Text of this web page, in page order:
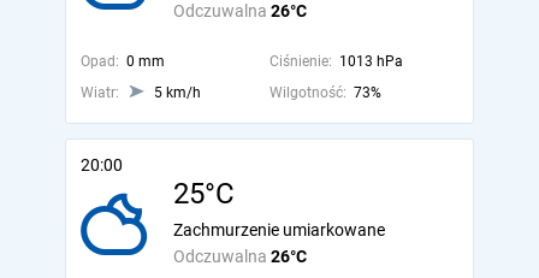
Odczuwalna 26°C
Opad: 0 mm Ciśnienie: 1013 hPa
Wiatr:
5 km/h Wilgotność: 73%
20:00
25°C
Odczuwalna 26°C
Zachmurzenie umiarkowane